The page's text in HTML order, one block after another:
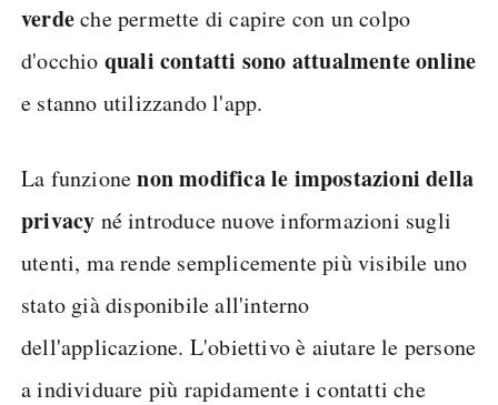
verdeche permette di capire con un colpo
d'occhio quali contatti sono attualmente online
e stanno utilizzando l'app.
La funzionenon modifica le impostazioni della
privacy né introduce nuove informazioni sugli
utenti, ma rende semplicemente più visibile uno
stato già disponibile all'interno
dell'applicazione. L'obiettivo è aiutare le persone
a individuare più rapidamente i contatti che